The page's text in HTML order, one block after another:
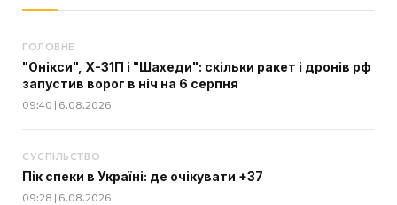
ГОЛОВНЕ
"Онікси", Х-31П і "Шахеди": скільки ракет і дронів рф
запустив ворог в ніч на 6 серпня
09:40 | 6.08.2026
СУСПІЛЬСТВО
Пік спеки в Україні: де очікувати +37
09:28 | 6.08.2026